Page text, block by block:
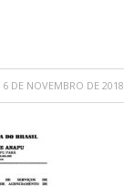
6 DE NOVEMBRO DE 2018